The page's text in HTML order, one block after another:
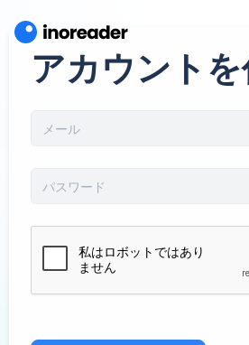
アカウント